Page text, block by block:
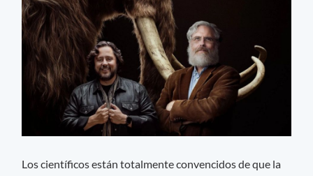
Los científicos están totalmente convencidos de que la